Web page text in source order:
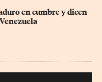
en cumbre y dicen